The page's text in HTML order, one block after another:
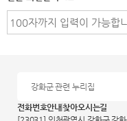
전화번호안내 찾아오시는길
강화군 관련 누리집